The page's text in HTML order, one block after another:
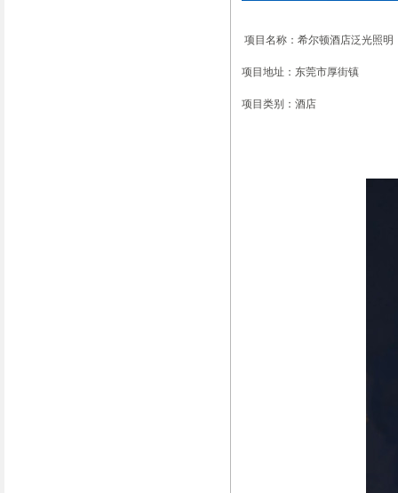
项目名称：希尔顿酒店泛光照明
项目地址：东莞市厚街镇
项目类别：酒店